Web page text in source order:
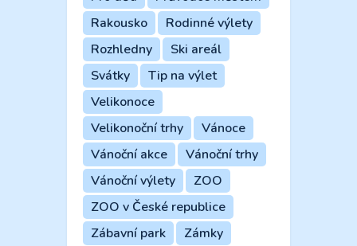
Rakousko
Rodinné výlety
Rozhledny
Ski areál
Svátky
Tip na výlet
Velikonoce
Velikonoční trhy
Vánoce
Vánoční akce
Vánoční trhy
Vánoční výlety
ZOO
ZOO v České republice
Zábavní park
Zámky